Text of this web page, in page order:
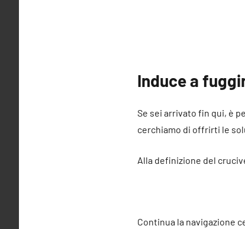
Induce a
Se sei arrivato fin qui, è
cerchiamo di offrirti le
Alla definizione del
Continua la navigazione